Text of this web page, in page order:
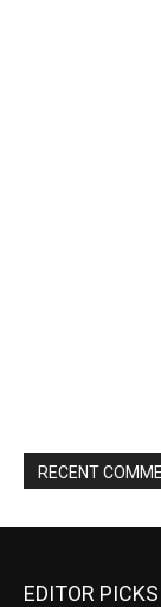
RECENT
EDITOR PICKS